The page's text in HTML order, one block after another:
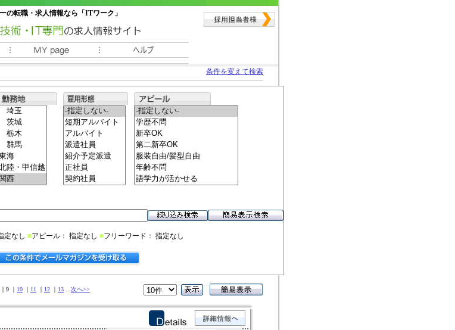
の転職・求人情報なら「ITワーク」
掲載中
条件を変えて検索
定なし ■アピール： 指定なし ■フリーワード： 指定なし
｜9 ｜ 10 ｜ 11 ｜ 12 ｜ 13 次へ>>